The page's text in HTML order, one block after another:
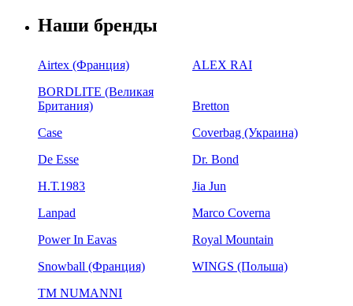
Наши бренды
Airtex (Франция)
ALEX RAI
BORDLITE (Великая
Британия)
Bretton
Case
Coverbag (Украина)
De Esse
Dr. Bond
H.Т.1983
Jia Jun
Lanpad
Marco Coverna
Power In Eavas
Royal Mountain
Snowball (Франция)
WINGS (Польша)
ТМ NUMANNI